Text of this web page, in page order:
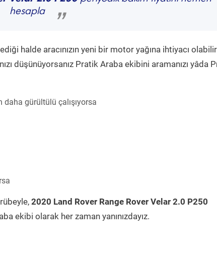
hesapla
”
halde aracınızın yeni bir motor yağına ihtiyacı
düşünüyorsanız Pratik Araba ekibini aramanızı yâda
gürültülü çalışıyorsa
2020 Land Rover Range Rover Velar 2.0 P250
ekibi olarak her zaman yanınızdayız.